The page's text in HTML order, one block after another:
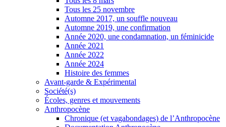
Tous les 25 novembre
Automne 2017, un souffle nouveau
Automne 2019, une confirmation
Année 2020, une condamnation, un féminicide
Année 2021
Année 2022
Année 2024
Histoire des femmes
Avant-garde & Expérimental
Société(s)
Écoles, genres et mouvements
Anthropocène
Chronique (et vagabondages) de l’Anthropocène